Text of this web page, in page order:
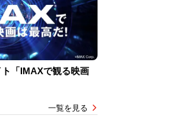
「IMAXで観る映画
一覧を見る